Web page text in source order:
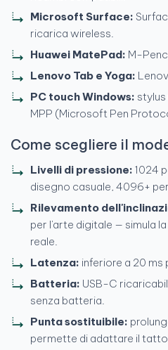
Microsoft Surface:
ricarica wireless.
Huawei MatePad: M-
Lenovo Tab e Yoga:
PC touch Windows:
MPP (Microsoft Pen
Come scegliere il
Livelli di pressione: 1024
disegno casuale, 4096+
Rilevamento
per l'arte digitale — simula
reale.
Latenza: inferiore a 20 ms
Batteria: USB-C
senza batteria.
Punta sostituibile:
permette di adattare il tatto